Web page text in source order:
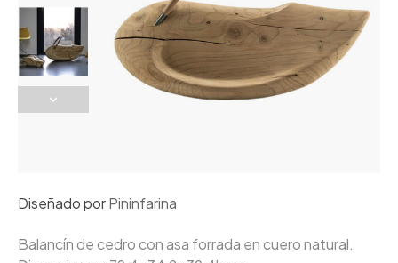
Diseñado porPininfarina
Balancín de cedro con asa forrada en cuero natural.